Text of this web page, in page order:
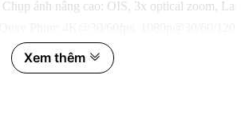
Chụp ảnh nâng cao: OIS, 3x optical zoom,
Quay phim: 4K@30/60fps, 1080p@30/60fps,
Xem thêm